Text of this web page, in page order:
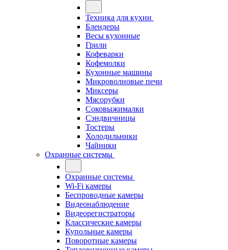
Техника для кухни
Блендеры
Весы кухонные
Грили
Кофеварки
Кофемолки
Кухонные машины
Микроволновые печи
Миксеры
Мясорубки
Соковыжималки
Сэндвичницы
Тостеры
Холодильники
Чайники
Охранные системы
Охранные системы
Wi-Fi камеры
Беспроводные камеры
Видеонаблюдение
Видеорегистраторы
Классические камеры
Купольные камеры
Поворотные камеры